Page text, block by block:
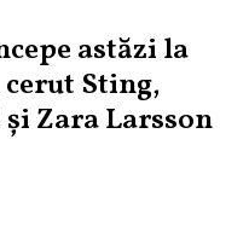
astăzi la
cerut Sting,
Zara Larsson